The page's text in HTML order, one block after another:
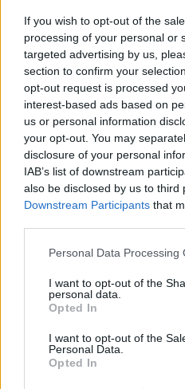
If you wish to opt-out of the
processing of your personal or
targeted advertising by us,
section to confirm your
opt-out request is processed
interest-based ads based on
us or personal information
your opt-out. You may
disclosure of your personal
IAB’s list of downstream
also be disclosed by us to third
Downstream Participants that
Personal Data Processing
I want to opt-out of the
personal data.
Opted In
I want to opt-out of the
Personal Data.
Opted In
ΡΟΗ ΕΙΔΗΣΕΩΝ
Χρηματιστήριο: Πτώση
εκατ. ευρώ ο τζίρος
05/08/2026 - 18:27 ΟΙΚΟΝΟΜΙΑ
Είσοδος της γαλλικής